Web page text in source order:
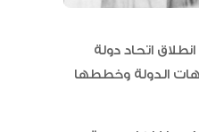
12 فبراير 1972م، بالتزامن مع انطلاق اتحاد دولة
الدولة وخططها